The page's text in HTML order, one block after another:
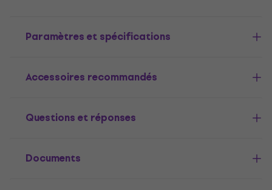
Paramètres et spécifications
Accessoires recommandés
Questions et réponses
Documents